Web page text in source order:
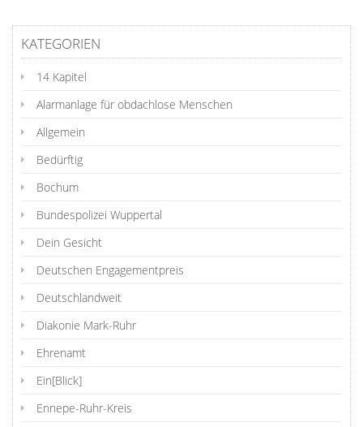
KATEGORIEN
14 Kapitel
Alarmanlage für obdachlose Menschen
Allgemein
Bedürftig
Bochum
Bundespolizei Wuppertal
Dein Gesicht
Deutschen Engagementpreis
Deutschlandweit
Diakonie Mark-Ruhr
Ehrenamt
Ein[Blick]
Ennepe-Ruhr-Kreis